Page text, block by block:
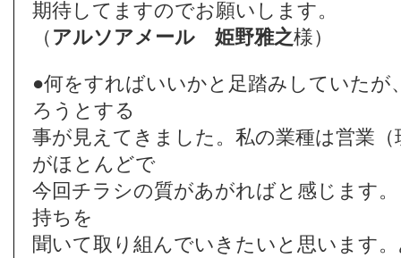
期待してますのでお願いします。
（ アルソアメール 姫野雅之様）
●何をすればいいかと足踏みしていたが
ろうとする
事が見えてきました。私の業種は営業
がほとんどで
今回チラシの質があがればと感じます
持ちを
聞いて取り組んでいきたいと思います